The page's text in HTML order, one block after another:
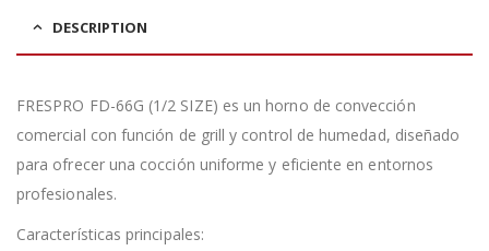
DESCRIPTION
FRESPRO FD-66G (1/2 SIZE) es un horno de convección
comercial con función de grill y control de humedad, diseñado
para ofrecer una cocción uniforme y eficiente en entornos
profesionales.
Características principales: